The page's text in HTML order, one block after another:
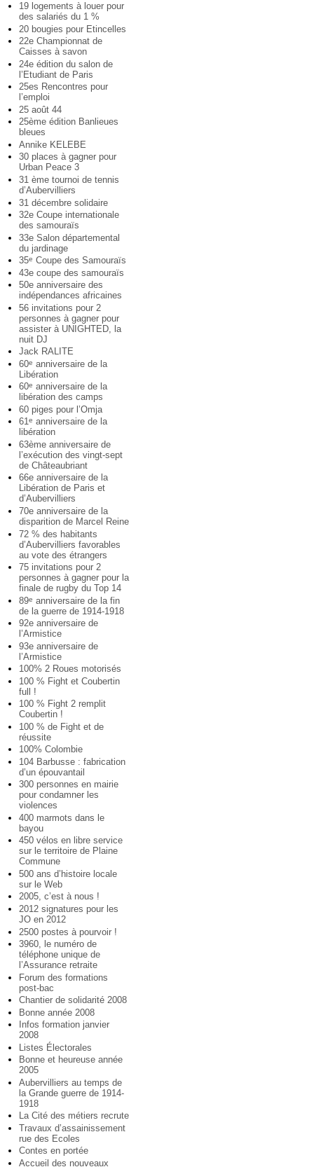
19 logements à louer pour
des salariés du 1 %
20 bougies pour Etincelles
22e Championnat de
Caisses à savon
24e édition du salon de
l’Etudiant de Paris
25es Rencontres pour
l’emploi
25 août 44
25ème édition Banlieues
bleues
Annike KELEBE
30 places à gagner pour
Urban Peace 3
31 ème tournoi de tennis
d’Aubervilliers
31 décembre solidaire
32e Coupe internationale
des samouraïs
33e Salon départemental
du jardinage
35e Coupe des Samouraïs
43e coupe des samouraïs
50e anniversaire des
indépendances africaines
56 invitations pour 2
personnes à gagner pour
assister à UNIGHTED, la
nuit DJ
Jack RALITE
60e anniversaire de la
Libération
60e anniversaire de la
libération des camps
60 piges pour l’Omja
61e anniversaire de la
libération
63ème anniversaire de
l’exécution des vingt-sept
de Châteaubriant
66e anniversaire de la
Libération de Paris et
d’Aubervilliers
70e anniversaire de la
disparition de Marcel Reine
72 % des habitants
d’Aubervilliers favorables
au vote des étrangers
75 invitations pour 2
personnes à gagner pour la
finale de rugby du Top 14
89e anniversaire de la fin
de la guerre de 1914-1918
92e anniversaire de
l’Armistice
93e anniversaire de
l’Armistice
100% 2 Roues motorisés
100 % Fight et Coubertin
full !
100 % Fight 2 remplit
Coubertin !
100 % de Fight et de
réussite
100% Colombie
104 Barbusse : fabrication
d’un épouvantail
300 personnes en mairie
pour condamner les
violences
400 marmots dans le
bayou
450 vélos en libre service
sur le territoire de Plaine
Commune
500 ans d’histoire locale
sur le Web
2005, c’est à nous !
2012 signatures pour les
JO en 2012
2500 postes à pourvoir !
3960, le numéro de
téléphone unique de
l’Assurance retraite
Forum des formations
post-bac
Chantier de solidarité 2008
Bonne année 2008
Infos formation janvier
2008
Listes Électorales
Bonne et heureuse année
2005
Aubervilliers au temps de
la Grande guerre de 1914-
1918
La Cité des métiers recrute
Travaux d’assainissement
rue des Ecoles
Contes en portée
Accueil des nouveaux